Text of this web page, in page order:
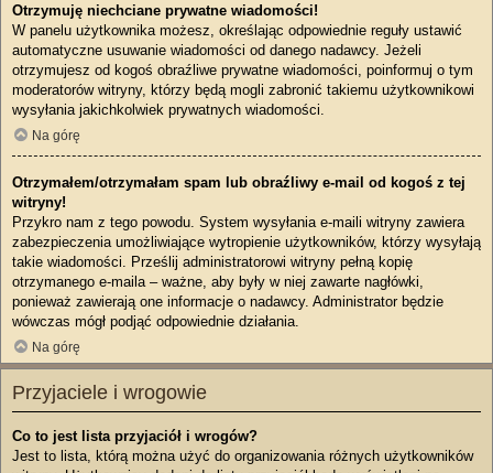
Otrzymuję niechciane prywatne wiadomości!
W panelu użytkownika możesz, określając odpowiednie reguły ustawić
automatyczne usuwanie wiadomości od danego nadawcy. Jeżeli
otrzymujesz od kogoś obraźliwe prywatne wiadomości, poinformuj o tym
moderatorów witryny, którzy będą mogli zabronić takiemu użytkownikowi
wysyłania jakichkolwiek prywatnych wiadomości.
Na górę
Otrzymałem/otrzymałam spam lub obraźliwy e-mail od kogoś z tej
witryny!
Przykro nam z tego powodu. System wysyłania e-maili witryny zawiera
zabezpieczenia umożliwiające wytropienie użytkowników, którzy wysyłają
takie wiadomości. Prześlij administratorowi witryny pełną kopię
otrzymanego e-maila – ważne, aby były w niej zawarte nagłówki,
ponieważ zawierają one informacje o nadawcy. Administrator będzie
wówczas mógł podjąć odpowiednie działania.
Na górę
Przyjaciele i wrogowie
Co to jest lista przyjaciół i wrogów?
Jest to lista, którą można użyć do organizowania różnych użytkowników